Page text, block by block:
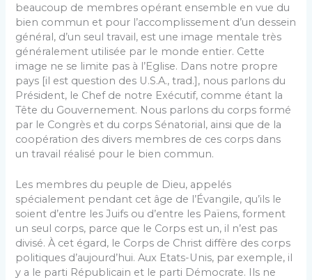
beaucoup de membres opérant ensemble en vue du
bien commun et pour l’accomplissement d’un dessein
général, d’un seul travail, est une image mentale très
généralement utilisée par le monde entier. Cette
image ne se limite pas à l’Eglise. Dans notre propre
pays [il est question des U.S.A., trad.], nous parlons du
Président, le Chef de notre Exécutif, comme étant la
Tête du Gouvernement. Nous parlons du corps formé
par le Congrès et du corps Sénatorial, ainsi que de la
coopération des divers membres de ces corps dans
un travail réalisé pour le bien commun.
Les membres du peuple de Dieu, appelés
spécialement pendant cet âge de l’Évangile, qu’ils le
soient d’entre les Juifs ou d’entre les Païens, forment
un seul corps, parce que le Corps est un, il n’est pas
divisé. À cet égard, le Corps de Christ diffère des corps
politiques d’aujourd’hui. Aux Etats-Unis, par exemple, il
y a le parti Républicain et le parti Démocrate. Ils ne